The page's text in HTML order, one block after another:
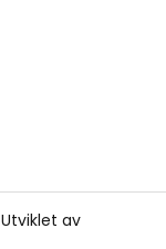
Utviklet av